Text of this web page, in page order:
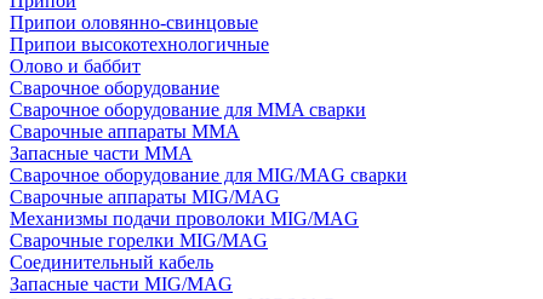
Припои оловянно-свинцовые
Припои высокотехнологичные
Олово и баббит
Сварочное оборудование
Сварочное оборудование для MMA сварки
Сварочные аппараты MMA
Запасные части MMA
Сварочное оборудование для MIG/MAG сварки
Сварочные аппараты MIG/MAG
Механизмы подачи проволоки MIG/MAG
Сварочные горелки MIG/MAG
Соединительный кабель
Запасные части MIG/MAG